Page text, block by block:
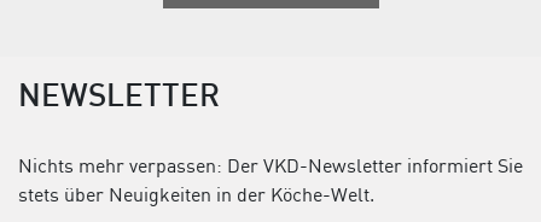
NEWSLETTER
Nichts mehr verpassen: Der VKD-Newsletter informiert Sie
stets über Neuigkeiten in der Köche-Welt.